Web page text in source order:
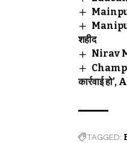
शहीद
Nirav
कार्रवाई
TAGGED: